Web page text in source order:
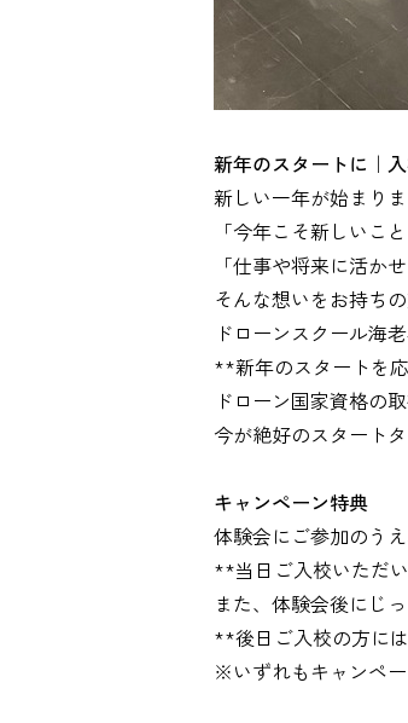
新年のスタートに｜
新しい一年が始まりま
「今年こそ新しいこ
「仕事や将来に活か
そんな想いをお持ち
ドローンスクール海老
**新年のスタートを
ドローン国家資格の
今が絶好のスタート
キャンペーン特典
体験会にご参加のうえ
**当日ご入校いただ
また、体験会後にじ
**後日ご入校の方に
※いずれもキャンペー